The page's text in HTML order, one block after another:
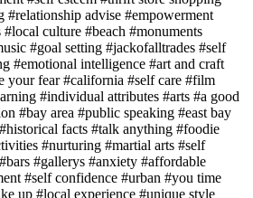
#relationship advise #empowerment
#local culture #beach #monuments
#goal setting #jackofalltrades #self
#emotional intelligence #art and craft
your fear #california #self care #film
#individual attributes #arts #a good
#bay area #public speaking #east bay
#historical facts #talk anything #foodie
#nurturing #martial arts #self
#bars #gallerys #anxiety #affordable
#self confidence #urban #you time
up #local experience #unique style